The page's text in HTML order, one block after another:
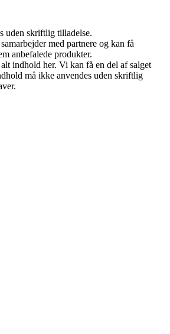
uden skriftlig tilladelse.
med partnere og kan få
anbefalede produkter.
indhold her. Vi kan få en del af salget
må ikke anvendes uden skriftlig